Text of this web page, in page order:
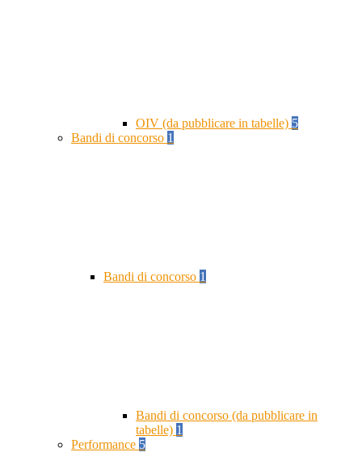
OIV (da pubblicare in tabelle) 5
Bandi di concorso 1
Bandi di concorso 1
Bandi di concorso (da pubblicare in
tabelle) 1
Performance 5